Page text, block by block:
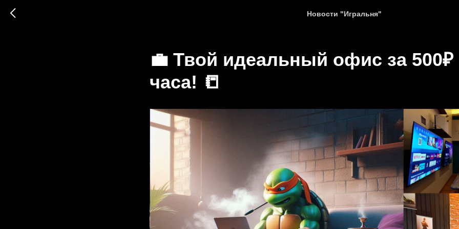
Новости "Игральня"
💼 Твой идеальный офис за 500₽
часа! 📒